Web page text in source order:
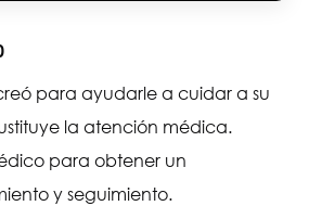
para ayudarle a cuidar a su
la atención médica.
para obtener un
y seguimiento.